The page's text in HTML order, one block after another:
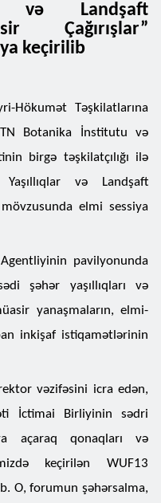
və Landşaft
Çağırışlar”
keçirilib
Hökumət Təşkilatlarına
Botanika İnstitutu və
birgə təşkilatçılığı ilə
və Landşaft
mövzusunda elmi sessiya
pavilyonunda
şəhər yaşıllıqları və
yanaşmaların, elmi-
inkişaf istiqamətlərinin
vəzifəsini icra edən,
İctimai Birliyinin sədri
açaraq qonaqları və
keçirilən WUF13
O, forumun şəhərsalma,